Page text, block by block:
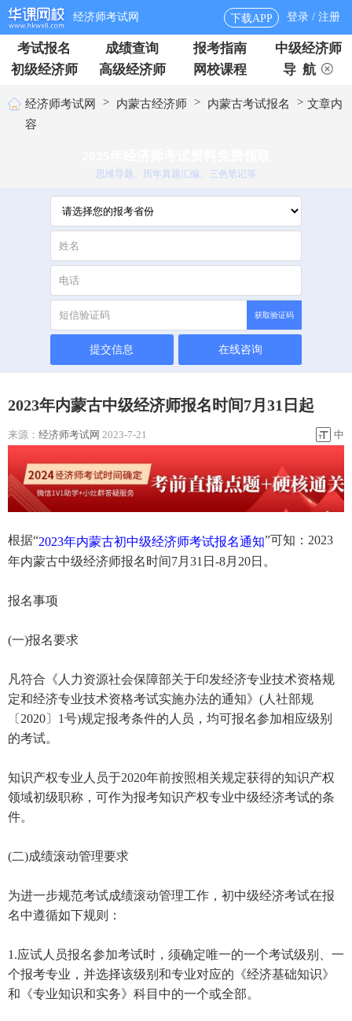
经济师考试网 下载APP 登录 / 注册
考试报名 成绩查询 报考指南
中级经济师
初级经济师
高级经济师 网校课程 导 航
经济师考试网 > 内蒙古经济师 > 内蒙古考试报名 > 文章内
容
思维导题、历年真题汇编、三色笔记等
获取验证码
提交信息 在线咨询
2023年内蒙古中级经济师报名时间7月31日起
来源： 经济师考试网 2023-7-21 中
根据“2023年内蒙古初中级经济师考试报名通知”可知：2023
年内蒙古中级经济师报名时间7月31日-8月20日。
报名事项
(一)报名要求
凡符合《人力资源社会保障部关于印发经济专业技术资格规
定和经济专业技术资格考试实施办法的通知》(人社部规
〔2020〕1号)规定报考条件的人员，均可报名参加相应级别
的考试。
知识产权专业人员于2020年前按照相关规定获得的知识产权
领域初级职称，可作为报考知识产权专业中级经济考试的条
件。
(二)成绩滚动管理要求
为进一步规范考试成绩滚动管理工作，初中级经济考试在报
名中遵循如下规则：
1.应试人员报名参加考试时，须确定唯一的一个考试级别、一
个报考专业，并选择该级别和专业对应的《经济基础知识》
和《专业知识和实务》科目中的一个或全部。